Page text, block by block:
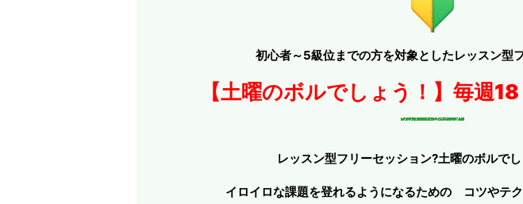
初心者～5級位までの方を対象としたレッスン型
【土曜のボルでしょう！】毎週18
レッスン型フリーセッション?土曜のボルで
イロイロな課題を登れるようになるための コツやテ